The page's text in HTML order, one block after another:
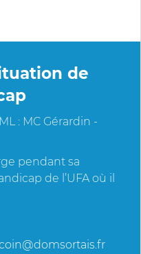
de
: MC Gérardin -
pendant sa
de l’UFA où il